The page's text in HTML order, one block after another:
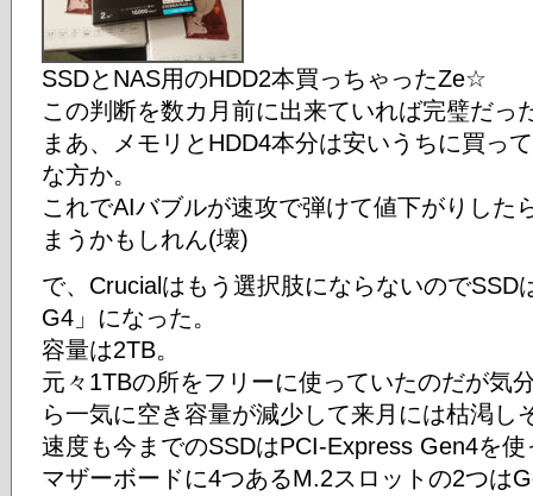
SSDとNAS用のHDD2本買っちゃったZe☆
この判断を数カ月前に出来ていれば完璧だっ
まあ、メモリとHDD4本分は安いうちに買っ
な方か。
これでAIバブルが速攻で弾けて値下がりした
まうかもしれん(壊)
で、Crucialはもう選択肢にならないのでSSD
G4」になった。
容量は2TB。
元々1TBの所をフリーに使っていたのだが気
ら一気に空き容量が減少して来月には枯渇し
速度も今までのSSDはPCI-Express Gen4を
マザーボードに4つあるM.2スロットの2つは